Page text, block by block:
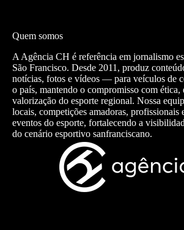
Quem somos
A Agência CH é referência em jornalismo
São Francisco. Desde 2011, produz
notícias, fotos e vídeos — para veículos de
o país, mantendo o compromisso com ética,
valorização do esporte regional. Nossa
locais, competições amadoras, profissionais
eventos do esporte, fortalecendo a
do cenário esportivo sanfranciscano.